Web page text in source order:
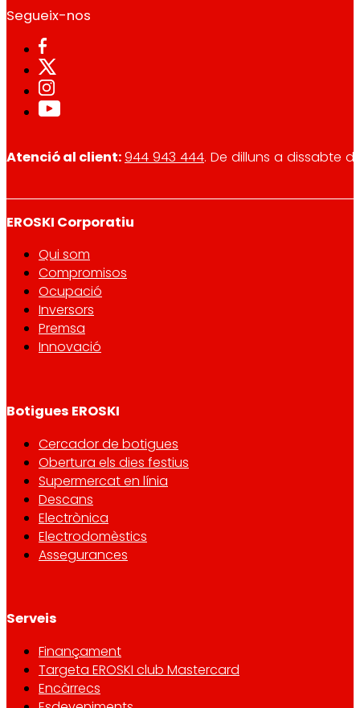
Segueix-nos
Atenció al client:944 943 444. De dilluns a dissabte
EROSKI Corporatiu
Qui som
Compromisos
Ocupació
Inversors
Premsa
Innovació
Botigues EROSKI
Cercador de botigues
Obertura els dies festius
Supermercat en línia
Descans
Electrònica
Electrodomèstics
Assegurances
Serveis
Finançament
Targeta EROSKI club Mastercard
Encàrrecs